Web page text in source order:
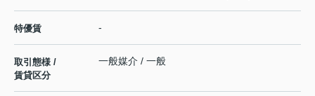
特優賃 -
取引態様 /
賃貸区分
一般媒介 / 一般